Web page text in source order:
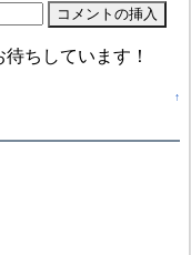
ちしています！
↑